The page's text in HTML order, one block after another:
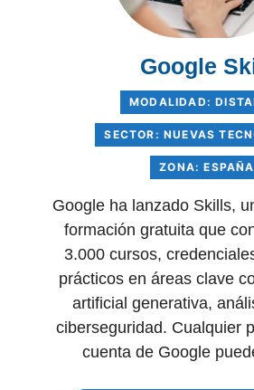
Google
MODALIDAD:
SECTOR: NUEVAS
ZONA: ESPAÑA
Google ha lanzado Skills,
formación gratuita que
3.000 cursos,
prácticos en áreas clave
artificial generativa,
ciberseguridad. Cualquier
cuenta de Google